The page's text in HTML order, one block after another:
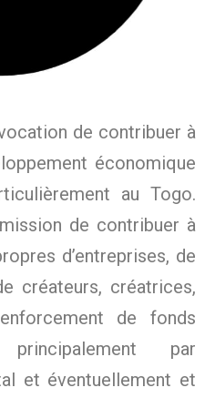
de contribuer à
économique
au Togo.
de contribuer à
d’entreprises, de
créateurs, créatrices,
de fonds
par
et éventuellement et